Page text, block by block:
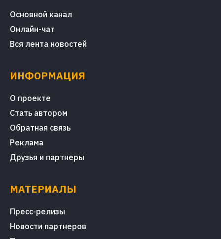
Основной канал
Онлайн-чат
Вся лента новостей
ИНФОРМАЦИЯ
О проекте
Стать автором
Обратная связь
Реклама
Друзья и партнеры
МАТЕРИАЛЫ
Пресс-релизы
Новости партнеров